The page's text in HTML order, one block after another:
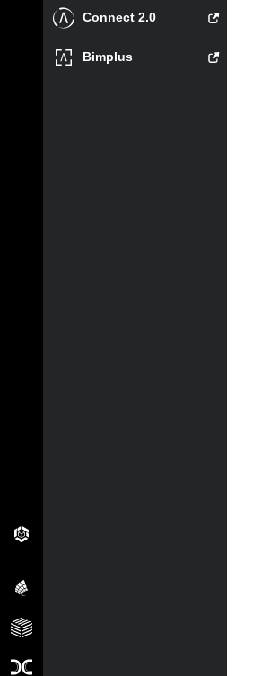
Connect 2.0
Bimplus